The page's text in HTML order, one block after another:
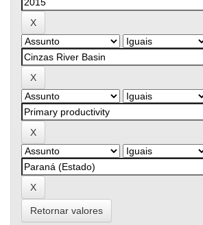
Retornar valores